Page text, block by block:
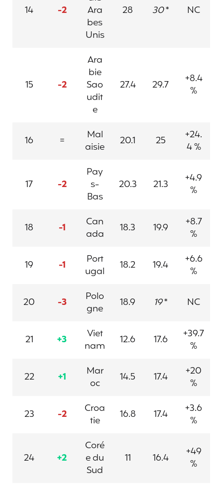
14 -2
Ara
bes
Unis
28 30* NC
15 -2
Ara
bie
Sao
udit
e
27.4 29.7
+8.4
%
16 =
Mal
aisie
20.1 25
+24.
4 %
17 -2
Pay
s-
Bas
20.3 21.3
+4.9
%
18 -1
Can
ada
18.3 19.9
+8.7
%
19 -1
Port
ugal
18.2 19.4
+6.6
%
20 -3
Polo
gne
18.9 19* NC
21 +3
Viet
nam
12.6 17.6
+39.7
%
22 +1
Mar
oc
14.5 17.4
+20
%
23 -2
Croa
tie
16.8 17.4
+3.6
%
24 +2
Coré
e du
Sud
11 16.4
+49
%